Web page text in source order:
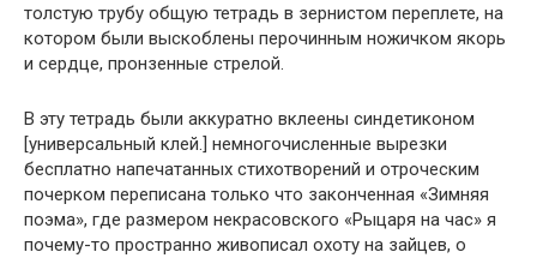
толстую трубу общую тетрадь в зернистом переплете, на
котором были выскоблены перочинным ножичком якорь
и сердце, пронзенные стрелой.
В эту тетрадь были аккуратно вклеены синдетиконом
[универсальный клей.] немногочисленные вырезки
бесплатно напечатанных стихотворений и отроческим
почерком переписана только что законченная «Зимняя
поэма», где размером некрасовского «Рыцаря на час» я
почему-то пространно живописал охоту на зайцев, о